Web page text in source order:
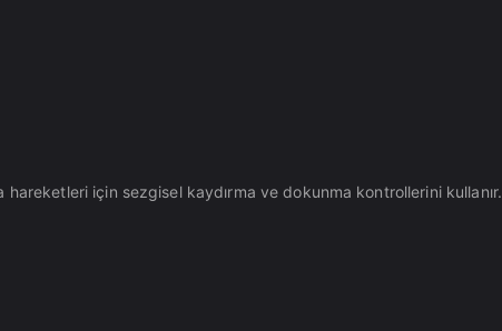
için sezgisel kaydırma ve dokunma kontrollerini kullanır.